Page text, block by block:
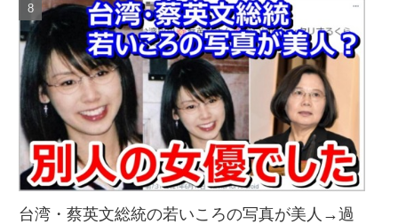
台湾・蔡英文総統の若いころの写真が美人→過